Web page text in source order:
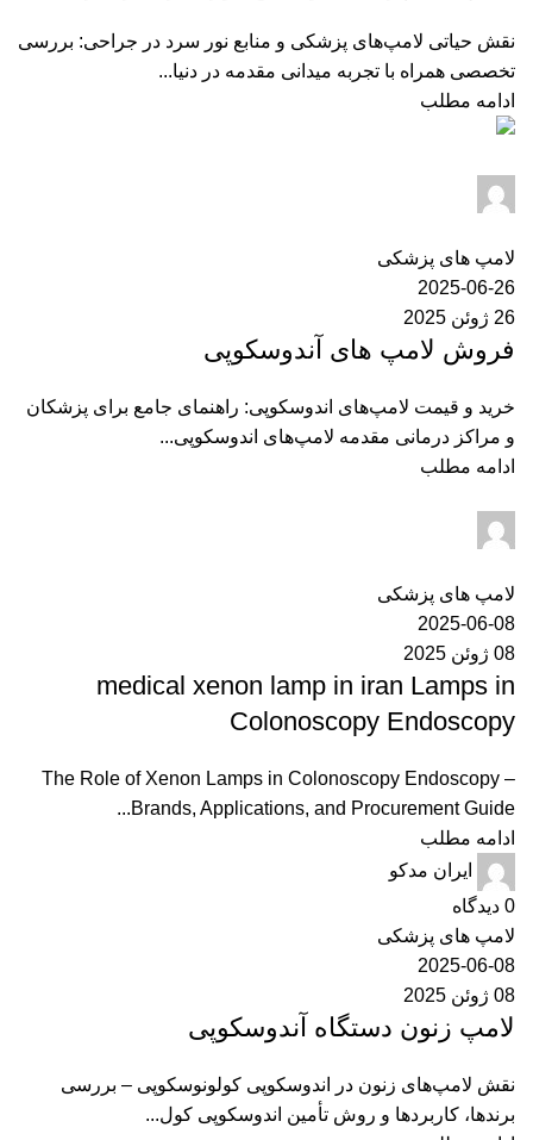
نقش حیاتی لامپ‌های پزشکی و منابع نور سرد در جراحی: بررسی
تخصصی همراه با تجربه میدانی مقدمه در دنیا...
ادامه مطلب
لامپ های پزشکی
2025-06-26
26 ژوئن 2025
فروش لامپ های آندوسکوپی
خرید و قیمت لامپ‌های اندوسکوپی: راهنمای جامع برای پزشکان
و مراکز درمانی مقدمه لامپ‌های اندوسکوپی...
ادامه مطلب
لامپ های پزشکی
2025-06-08
08 ژوئن 2025
medical xenon lamp in iran Lamps in
Colonoscopy Endoscopy
The Role of Xenon Lamps in Colonoscopy Endoscopy –
Brands, Applications, and Procurement Guide...
ادامه مطلب
ایران مدکو
0 دیدگاه
لامپ های پزشکی
2025-06-08
08 ژوئن 2025
لامپ زنون دستگاه آندوسکوپی
نقش لامپ‌های زنون در اندوسکوپی کولونوسکوپی – بررسی
برندها، کاربردها و روش تأمین اندوسکوپی کول...